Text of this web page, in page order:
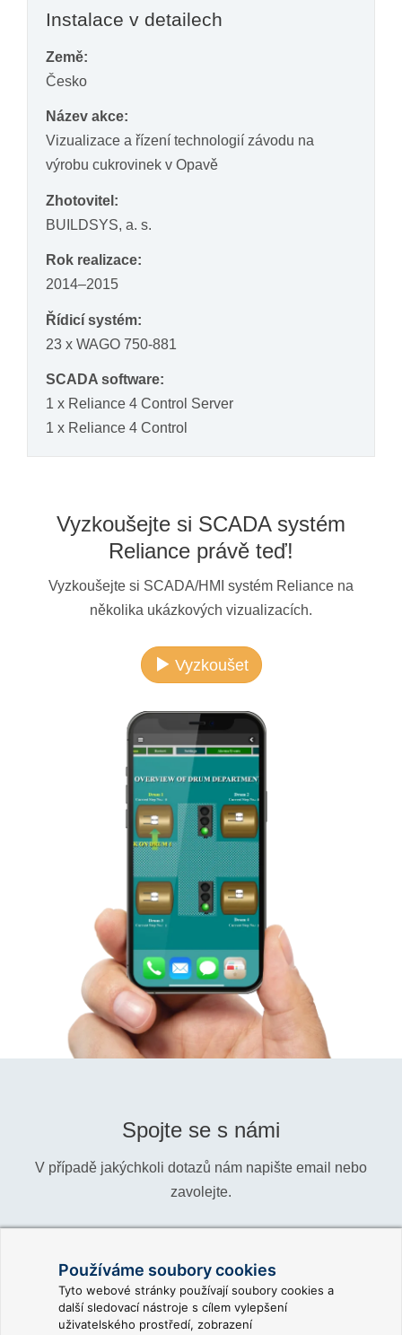
Používáme soubory cookies
Tyto webové stránky používají soubory cookies a
další sledovací nástroje s cílem vylepšení
uživatelského prostředí, zobrazení
Instalace v detailech
Země:
Česko
Název akce:
Vizualizace a řízení technologií závodu na
výrobu cukrovinek v Opavě
Zhotovitel:
BUILDSYS, a. s.
Rok realizace:
2014–2015
Řídicí systém:
23 x WAGO 750-881
SCADA software:
1 x Reliance 4 Control Server
1 x Reliance 4 Control
Vyzkoušejte si SCADA systém
Reliance právě teď!
Vyzkoušejte si SCADA/HMI systém Reliance na
několika ukázkových vizualizacích.
Vyzkoušet
Spojte se s námi
V případě jakýchkoli dotazů nám napište email nebo
zavolejte.
Informace:
Obchod:
info@reliance-scada.com
sales@reliance-scada.com